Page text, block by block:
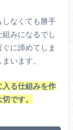
なくても勝手
みになるでし
に諦めてしま
います。
る仕組みを作
です。